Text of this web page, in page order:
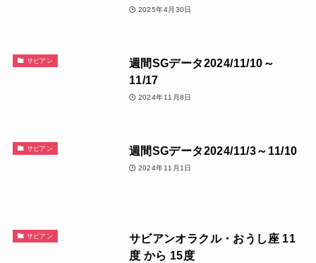
2025年4月30日
サビアン
週間SGデータ2024/11/10～
11/17
2024年11月8日
サビアン 週間SGデータ2024/11/3～11/10
2024年11月1日
サビアン
サビアンオラクル・おうし座 11
度 から 15度